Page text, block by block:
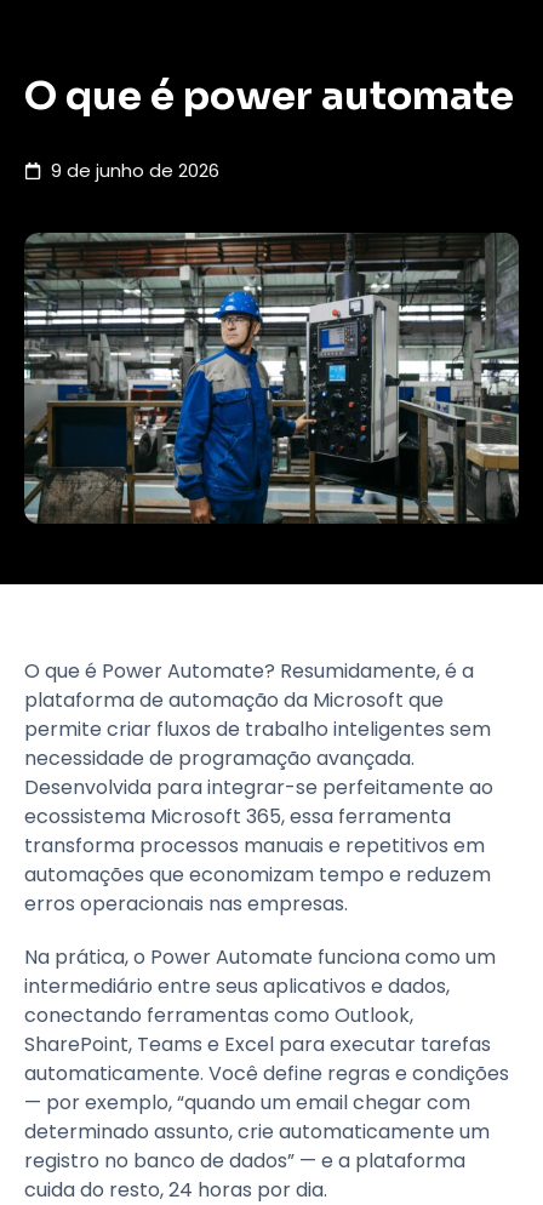
O que é power automate
9 de junho de 2026
O que é Power Automate? Resumidamente, é a
plataforma de automação da Microsoft que
permite criar fluxos de trabalho inteligentes sem
necessidade de programação avançada.
Desenvolvida para integrar-se perfeitamente ao
ecossistema Microsoft 365, essa ferramenta
transforma processos manuais e repetitivos em
automações que economizam tempo e reduzem
erros operacionais nas empresas.
Na prática, o Power Automate funciona como um
intermediário entre seus aplicativos e dados,
conectando ferramentas como Outlook,
SharePoint, Teams e Excel para executar tarefas
automaticamente. Você define regras e condições
— por exemplo, “quando um email chegar com
determinado assunto, crie automaticamente um
registro no banco de dados” — e a plataforma
cuida do resto, 24 horas por dia.